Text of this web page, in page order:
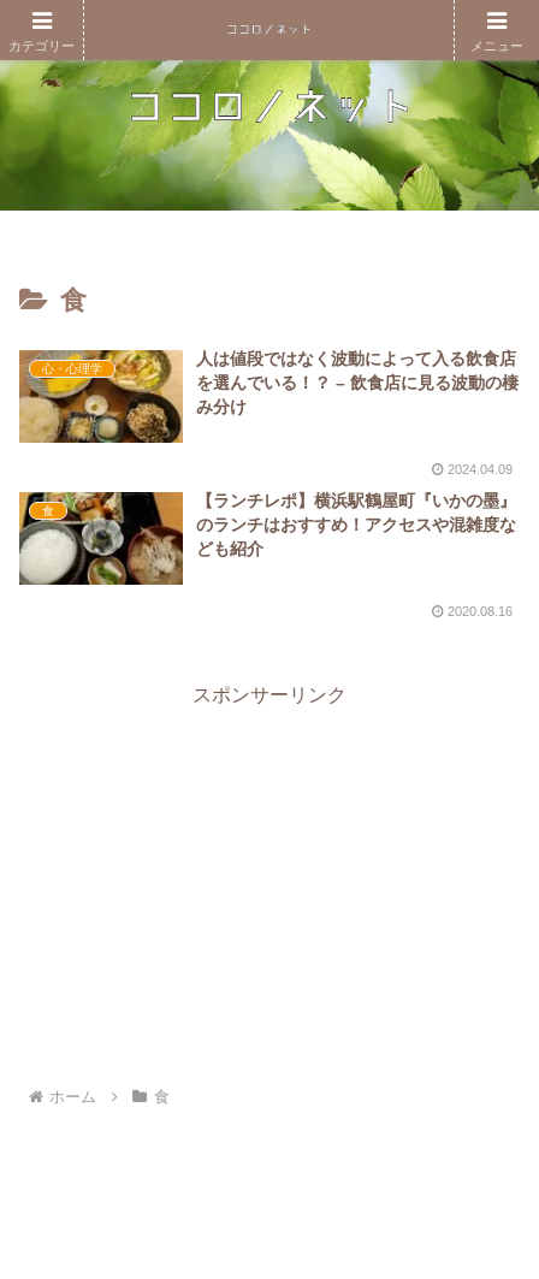
食
心・心理学
人は値段ではなく波動によって入る飲食店
を選んでいる！？ – 飲食店に見る波動の棲
み分け
2024.04.09
食
【ランチレポ】横浜駅鶴屋町『いかの墨』
のランチはおすすめ！アクセスや混雑度な
ども紹介
2020.08.16
スポンサーリンク
ホーム 食
カテゴリー メニュー